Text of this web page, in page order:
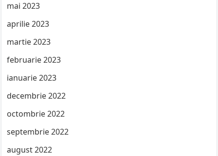
mai 2023
aprilie 2023
martie 2023
februarie 2023
ianuarie 2023
decembrie 2022
octombrie 2022
septembrie 2022
august 2022